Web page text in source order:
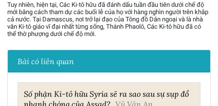
Tuy nhiên, hiện tại, Các Ki-tô hữu đã đánh dấu tuần đầu tiên dưới chế độ
mới bằng cách tham dự các buổi lễ của họ với hàng nghìn người trên khắp
cả nước. Tại Damascus, nơi trở lại đạo của Tông đồ Dân ngoại và là nhà
văn Ki-tô giáo vĩ đại nhất từng sống, Thánh Phaolô, Các Ki-tô hữu đã có
thể thờ phượng dưới chế độ mới.
Bài có liên quan
Số phận Ki-tô hữu Syria sẽ ra sao sau sự sụp đổ
nhanh chóng của Assad? Vũ Văn An